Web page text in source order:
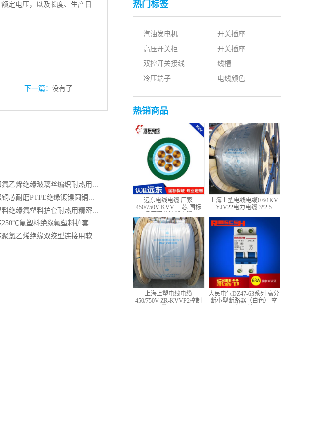
定电压，以及长度、生产日
下一篇： 没有了
绝缘玻璃丝编织耐热用精密级S分度热电偶用绞合导体补偿导线
耐磨PTFE绝缘镀镍圆铜线绕包屏蔽FEP护套电线电缆
缘氟塑料护套耐热用精密级R分度热电偶用补偿导线
氟塑料绝缘氟塑料护套铜带屏蔽软导体控制电缆
氯乙烯绝缘双绞型连接用软电线
热门标签
汽油发电机
高压开关柜
双控开关接线
冷压端子
开关插座
开关插座
线槽
电线颜色
热销商品
远东电线电缆 厂家
450/750V KVV 二芯 国标
上海上塑电线电缆0.6/1KV
YJV22电力电缆 3*2.5
上海上塑电线电缆
450/750V ZR-KVVP2控制
人民电气DZ47-63系列 高分
断小型断路器（白色） 空